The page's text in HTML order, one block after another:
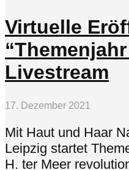
Virtuelle
Livestream
17. Dezember 2021
Mit Haut und Haar
Leipzig startet
H. ter Meer